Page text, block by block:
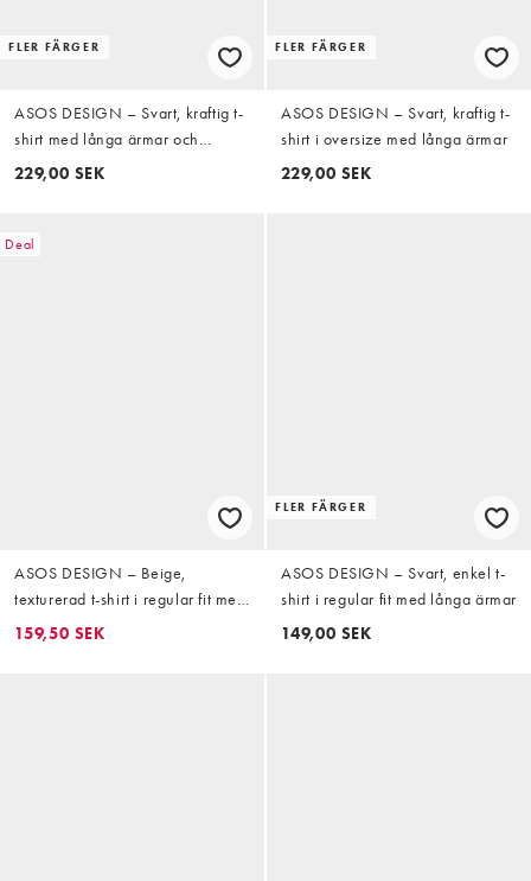
FLER FÄRGER
ASOS DESIGN – Svart, kraftig t-
shirt med långa ärmar och
avslappnad passform
229,00 SEK
FLER FÄRGER
ASOS DESIGN – Svart, kraftig t-
shirt i oversize med långa ärmar
229,00 SEK
Deal
ASOS DESIGN – Beige,
texturerad t-shirt i regular fit med
långa ärmar och henleykrage
159,50 SEK
FLER FÄRGER
ASOS DESIGN – Svart, enkel t-
shirt i regular fit med långa ärmar
149,00 SEK